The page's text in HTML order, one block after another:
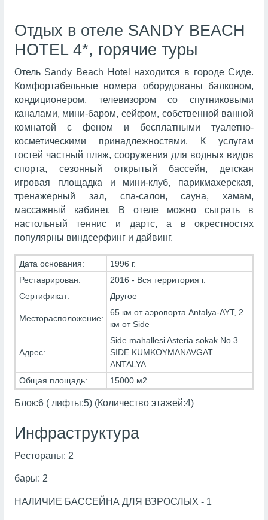
Отдых в отеле SANDY BEACH
HOTEL 4*, горячие туры
Отель Sandy Beach Hotel находится в городе Сиде.
Комфортабельные номера оборудованы балконом,
кондиционером, телевизором со спутниковыми
каналами, мини-баром, сейфом, собственной ванной
комнатой с феном и бесплатными туалетно-
косметическими принадлежностями. К услугам
гостей частный пляж, сооружения для водных видов
спорта, сезонный открытый бассейн, детская
игровая площадка и мини-клуб, парикмахерская,
тренажерный зал, спа-салон, сауна, хамам,
массажный кабинет. В отеле можно сыграть в
настольный теннис и дартс, а в окрестностях
популярны виндсерфинг и дайвинг.
Дата основания:
1996 г.
Реставрирован:
2016 - Вся территория г.
Сертификат:
Другое
Месторасположение:
65 км от аэропорта Antalya-AYT, 2
км от Side
Адрес:
Side mahallesi Asteria sokak No 3
SIDE KUMKOYMANAVGAT
ANTALYA
Общая площадь:
15000 м2
Блок:6 ( лифты:5) (Количество этажей:4)
Инфраструктура
Рестораны: 2
бары: 2
НАЛИЧИЕ БАССЕЙНА ДЛЯ ВЗРОСЛЫХ - 1